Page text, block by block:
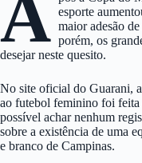
A esporte
maior adesão
porém, os
desejar neste quesito.
No site oficial do Guarani,
ao futebol feminino foi feita
possível achar nenhum
sobre a existência de uma
e branco de Campinas.